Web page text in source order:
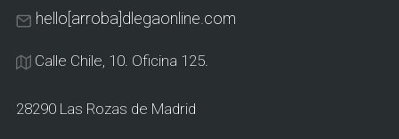
hello[arroba]dlegaonline.com
Calle Chile, 10. Oficina 125.
28290 Las Rozas de Madrid